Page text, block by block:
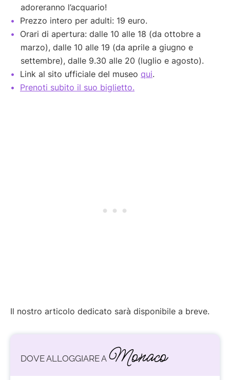
adoreranno l’acquario!
Prezzo intero per adulti: 19 euro.
Orari di apertura: dalle 10 alle 18 (da ottobre a
marzo), dalle 10 alle 19 (da aprile a giugno e
settembre), dalle 9.30 alle 20 (luglio e agosto).
Link al sito ufficiale del museo qui.
Prenoti subito il suo biglietto.
Il nostro articolo dedicato sarà disponibile a breve.
DOVE ALLOGGIARE A Monaco